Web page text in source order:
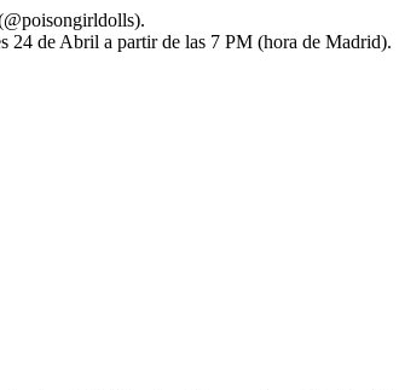
24 de Abril a partir de las 7 PM (hora de Madrid).